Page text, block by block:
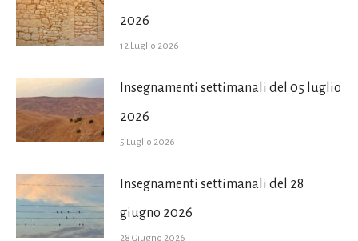
2026
12 Luglio 2026
Insegnamenti settimanali del 05 luglio
2026
5 Luglio 2026
Insegnamenti settimanali del 28
giugno 2026
28 Giugno 2026